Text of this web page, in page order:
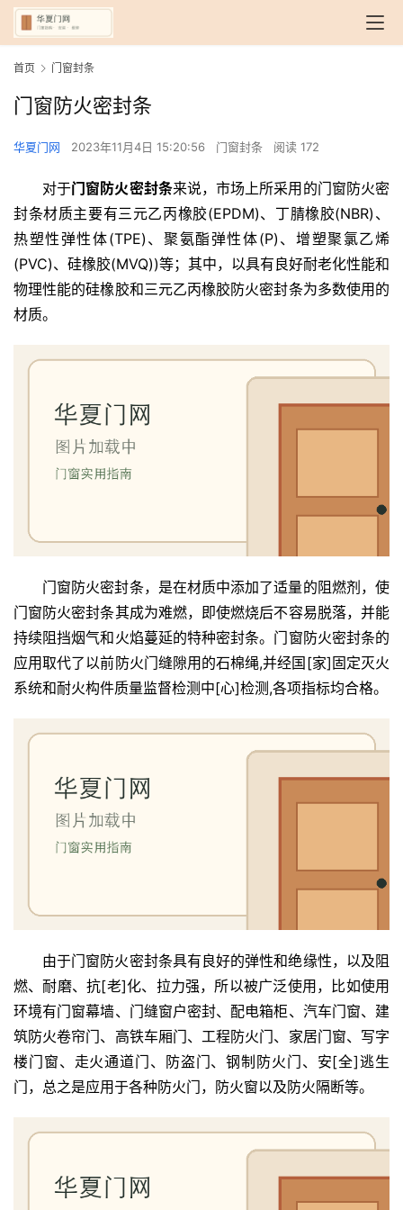
页
入
户
门
卧
首页 门窗封条
门窗防火密封条
华夏门网 2023年11月4日 15:20:56 门窗封条 阅读 172
对于门窗防火密封条来说，市场上所采用的门窗防火密
封条材质主要有三元乙丙橡胶(EPDM)、丁腈橡胶(NBR)、
热塑性弹性体(TPE)、聚氨酯弹性体(P)、增塑聚氯乙烯
(PVC)、硅橡胶(MVQ))等；其中，以具有良好耐老化性能和
物理性能的硅橡胶和三元乙丙橡胶防火密封条为多数使用的
材质。
门窗防火密封条，是在材质中添加了适量的阻燃剂，使
门窗防火密封条其成为难燃，即使燃烧后不容易脱落，并能
持续阻挡烟气和火焰蔓延的特种密封条。门窗防火密封条的
应用取代了以前防火门缝隙用的石棉绳,并经国[家]固定灭火
系统和耐火构件质量监督检测中[心]检测,各项指标均合格。
由于门窗防火密封条具有良好的弹性和绝缘性，以及阻
燃、耐磨、抗[老]化、拉力强，所以被广泛使用，比如使用
环境有门窗幕墙、门缝窗户密封、配电箱柜、汽车门窗、建
筑防火卷帘门、高铁车厢门、工程防火门、家居门窗、写字
楼门窗、走火通道门、防盗门、钢制防火门、安[全]逃生
门，总之是应用于各种防火门，防火窗以及防火隔断等。